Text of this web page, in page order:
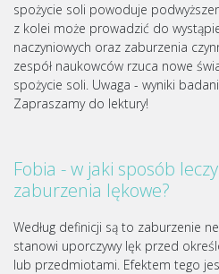
spożycie soli powoduje
z kolei może prowadzić do
naczyniowych oraz zaburzenia
zespół naukowców rzuca nowe
spożycie soli. Uwaga - wyniki
Zapraszamy do lektury!
Fobia - w jaki sposób
zaburzenia lękowe?
Według definicji są to zaburzenie
stanowi uporczywy lęk przed
lub przedmiotami. Efektem tego